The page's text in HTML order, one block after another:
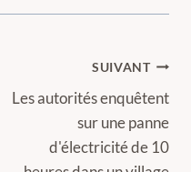
SUIVANT
Les autorités enquêtent
sur une panne
d'électricité de 10